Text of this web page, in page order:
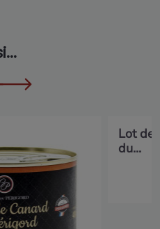
Lot de
du...